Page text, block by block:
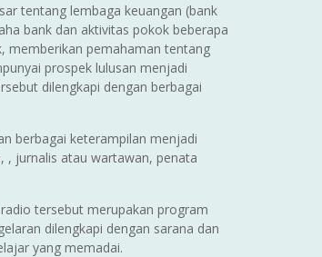
tentang lembaga keuangan (bank
bank dan aktivitas pokok beberapa
memberikan pemahaman tentang
prospek lulusan menjadi
dilengkapi dengan berbagai
berbagai keterampilan menjadi
, jurnalis atau wartawan, penata
tersebut merupakan program
dilengkapi dengan sarana dan
yang memadai.